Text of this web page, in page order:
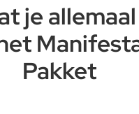
je
Pakket